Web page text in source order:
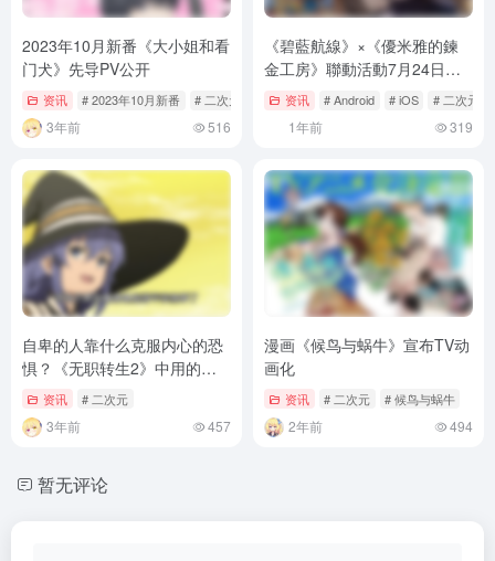
2023年10月新番《大小姐和看
门犬》先导PV公开
资讯 # 2023年10月新番 # 二次元 # 大小姐和看门犬
3年前 516
《碧藍航線》×《優米雅的鍊
金工房》聯動活動7月24日開
始！將同時復刻《萊莎的鍊金
资讯 # Android # iOS # 二次元
1年前 319
自卑的人靠什么克服内心的恐
惧？《无职转生2》中用的圣
物是它
资讯 # 二次元
3年前 457
漫画《候鸟与蜗牛》宣布TV动
画化
资讯 # 二次元 # 候鸟与蜗牛
2年前 494
暂无评论